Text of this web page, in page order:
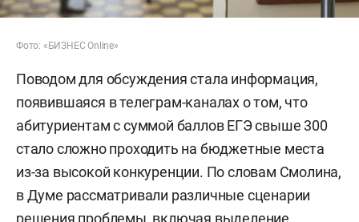
Фото: «БИЗНЕС Online»
Поводом для обсуждения стала информация,
появившаяся в телеграм-каналах о том, что
абитуриентам с суммой баллов ЕГЭ свыше 300
стало сложно проходить на бюджетные места
из-за высокой конкуренции. По словам Смолина,
в Думе рассматривали различные сценарии